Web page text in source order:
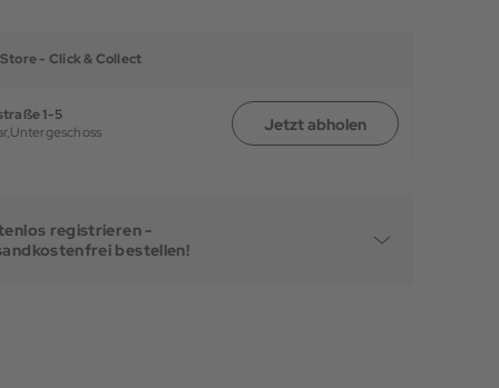
- Click & Collect
1-5
Untergeschoss Jetzt abholen
registrieren -
bestellen!